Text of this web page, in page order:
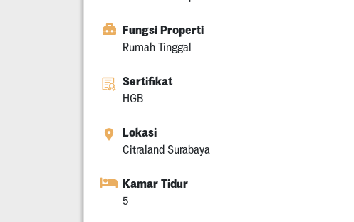
Fungsi Properti
Rumah Tinggal
Sertifikat
HGB
Lokasi
Citraland Surabaya
Kamar Tidur
5